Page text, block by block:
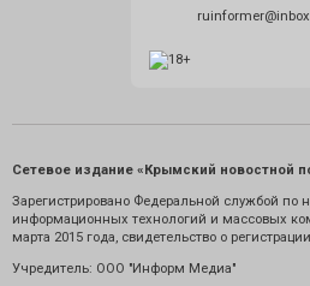
Сетевое издание «Крымский новостной
Зарегистрировано Федеральной службой по
информационных технологий и массовых
марта 2015 года, свидетельство о
Учредитель: ООО "Информ Медиа"